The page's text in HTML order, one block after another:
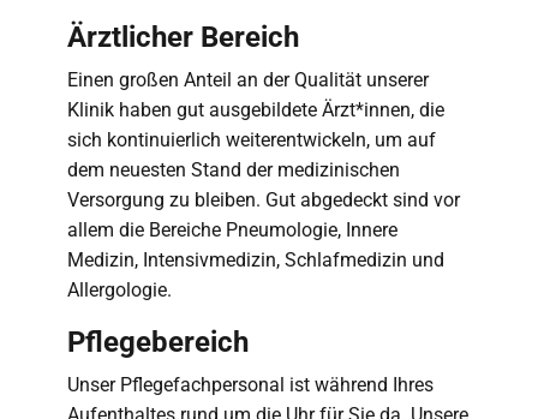
Ärztlicher Bereich
Einen großen Anteil an der Qualität unserer
Klinik haben gut ausgebildete Ärzt*innen, die
sich kontinuierlich weiterentwickeln, um auf
dem neuesten Stand der medizinischen
Versorgung zu bleiben. Gut abgedeckt sind vor
allem die Bereiche Pneumologie, Innere
Medizin, Intensivmedizin, Schlafmedizin und
Allergologie.
Pflegebereich
Unser Pflegefachpersonal ist während Ihres